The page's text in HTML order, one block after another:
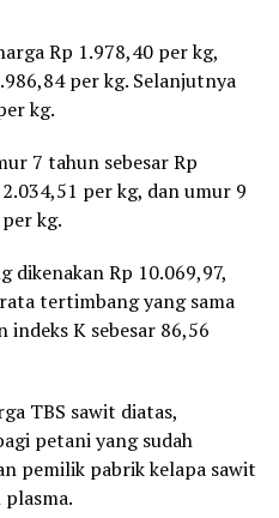
Rp 1.978,40 per kg,
per kg. Selanjutnya
kg.
7 tahun sebesar Rp
per kg, dan umur 9
kg.
dikenakan Rp 10.069,97,
tertimbang yang sama
indeks K sebesar 86,56
TBS sawit diatas,
petani yang sudah
pemilik pabrik kelapa sawit